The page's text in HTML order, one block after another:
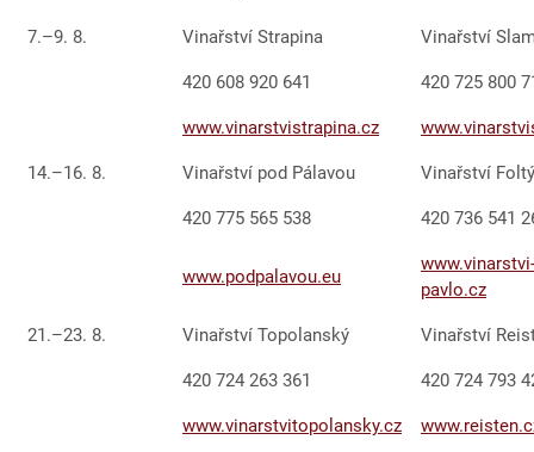
7.–9. 8. Vinařství Strapina Vinařství
420 608 920 641 420 725 800
www.vinarstvistrapina.cz
14.–16. 8. Vinařství pod Pálavou Vinařství
420 775 565 538 420 736 541
www.podpalavou.eu
pavlo.cz
21.–23. 8. Vinařství Topolanský Vinařství
420 724 263 361 420 724 793
www.vinarstvitopolansky.cz